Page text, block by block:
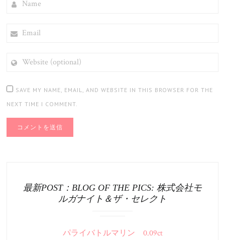
(OPTIONAL)
SAVE MY NAME, EMAIL, AND WEBSITE IN THIS BROWSER FOR THE
NEXT TIME I COMMENT.
最新POST：BLOG OF THE PICS: 株式会社モ
ルガナイト＆ザ・セレクト
パライバトルマリン 0.09ct